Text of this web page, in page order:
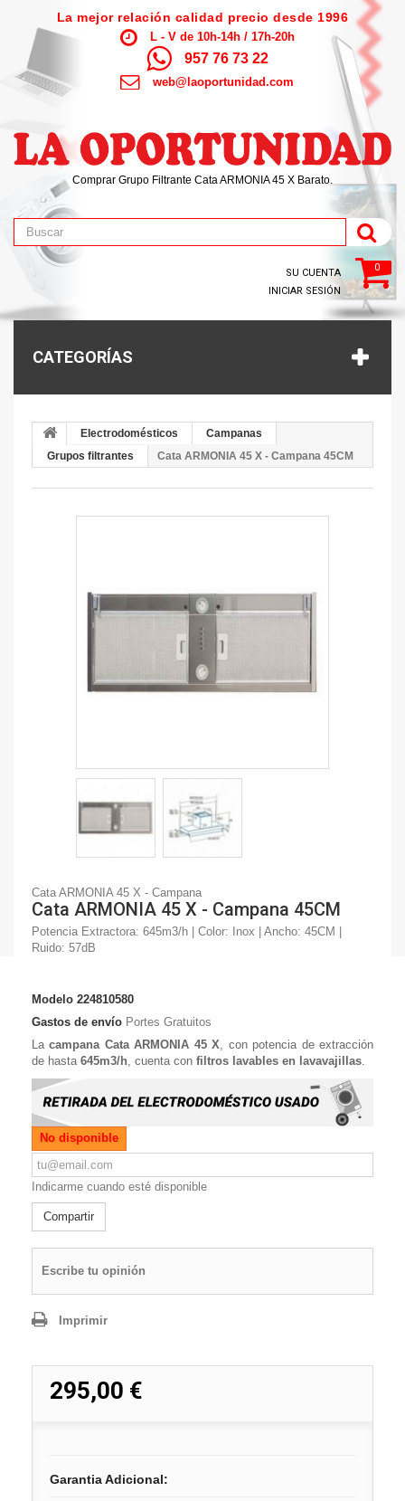
La mejor relación calidad precio desde 1996
L - V de 10h-14h / 17h-20h
957 76 73 22
web@laoportunidad.com
Comprar Grupo Filtrante Cata ARMONIA 45 X Barato.
0
SU CUENTA
INICIAR SESIÓN
CATEGORÍAS
Electrodomésticos
Campanas
Grupos filtrantes
Cata ARMONIA 45 X - Campana 45CM
Cata ARMONIA 45 X - Campana
Cata ARMONIA 45 X - Campana 45CM
Potencia Extractora: 645m3/h | Color: Inox | Ancho: 45CM |
Ruido: 57dB
Modelo 224810580
Gastos de envío Portes Gratuitos
Lacampana Cata ARMONIA 45 X, con potencia de extracción
de hasta 645m3/h, cuenta con filtros lavables en lavavajillas.
No disponible
Indicarme cuando esté disponible
Compartir
Escribe tu opinión
Imprimir
295,00 €
Garantia Adicional: